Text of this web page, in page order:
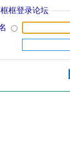
框登录论坛